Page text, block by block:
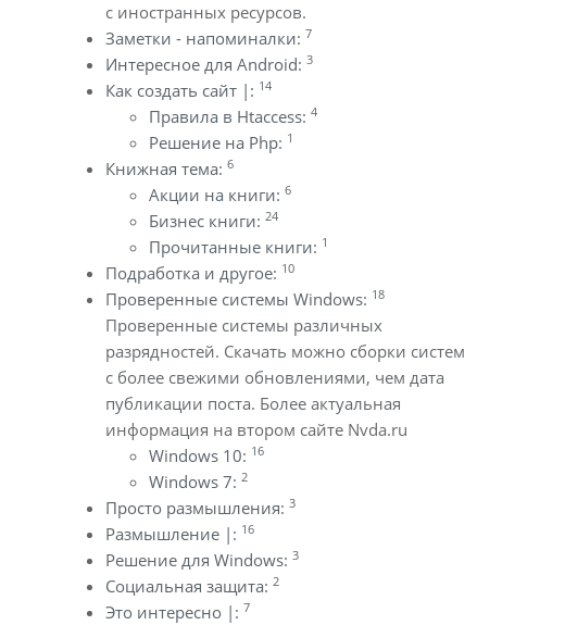
с иностранных ресурсов.
Заметки - напоминалки: 7
Интересное для Android: 3
Как создать сайт |: 14
Правила в Htaccess: 4
Решение на Php: 1
Книжная тема: 6
Акции на книги: 6
Бизнес книги: 24
Прочитанные книги: 1
Подработка и другое: 10
Проверенные системы Windows: 18
Проверенные системы различных
разрядностей. Скачать можно сборки систем
с более свежими обновлениями, чем дата
публикации поста. Более актуальная
информация на втором сайте Nvda.ru
Windows 10: 16
Windows 7: 2
Просто размышления: 3
Размышление |: 16
Решение для Windows: 3
Социальная защита: 2
Это интересно |: 7